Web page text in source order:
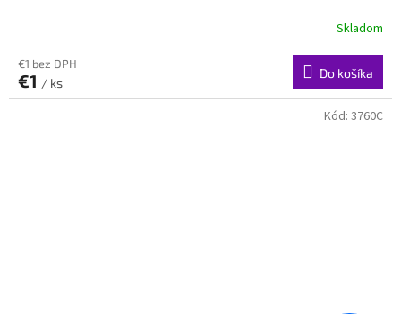
Skladom
€1 bez DPH
€1 / ks
Do košíka
Kód: 3760C